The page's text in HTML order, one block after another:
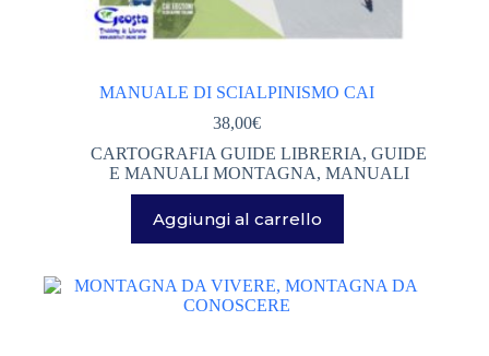
MANUALE DI SCIALPINISMO CAI
38,00€
CARTOGRAFIA GUIDE LIBRERIA,GUIDE
E MANUALI MONTAGNA, MANUALI
Aggiungi al carrello